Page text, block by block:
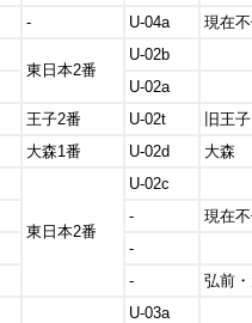
- U-04a
現在
東日本2番
U-02b
U-02a
王子2番 U-02t
旧王子
大森1番 U-02d
大森
東日本2番
U-02c
-
現在
-
-
弘前
U-03a